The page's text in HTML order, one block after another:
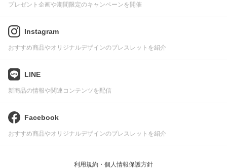
プレゼント企画や期間限定のキャンペーンを開催
Instagram
おすすめ商品やオリジナルデザインのブレスレットを紹介
LINE
新商品の情報や関連コンテンツを配信
Facebook
おすすめ商品やオリジナルデザインのブレスレットを紹介
利用規約・個人情報保護方針